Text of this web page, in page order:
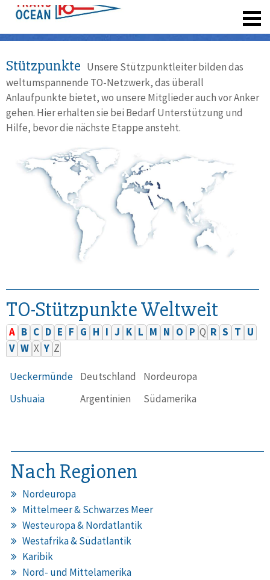
Stützpunkte Unsere Stützpunktleiter bilden das
weltumspannende TO-Netzwerk, das überall
Anlaufpunkte bietet, wo unsere Mitglieder auch vor Anker
gehen. Hier erhalten sie bei Bedarf Unterstützung und
Hilfe, bevor die nächste Etappe ansteht.
TO-Stützpunkte Weltweit
A B C D E F G H I J K L M N O P Q R S T U
V W X Y Z
Ueckermünde Deutschland
Nordeuropa
Ushuaia
Argentinien Südamerika
Nach Regionen
Nordeuropa
Mittelmeer & Schwarzes Meer
Westeuropa & Nordatlantik
Westafrika & Südatlantik
Karibik
Nord- und Mittelamerika